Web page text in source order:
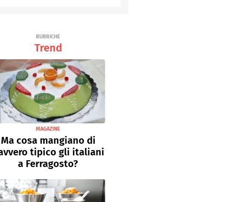
RUBRICHE
Trend
MAGAZINE
Ma cosa mangiano di
tipico gli italiani
a Ferragosto?